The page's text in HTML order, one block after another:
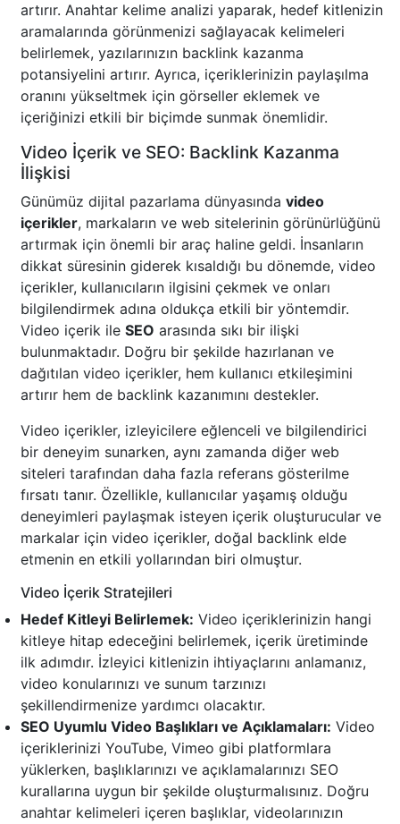
artırır. Anahtar kelime analizi yaparak, hedef kitlenizin
aramalarında görünmenizi sağlayacak kelimeleri
belirlemek, yazılarınızın backlink kazanma
potansiyelini artırır. Ayrıca, içeriklerinizin paylaşılma
oranını yükseltmek için görseller eklemek ve
içeriğinizi etkili bir biçimde sunmak önemlidir.
Video İçerik ve SEO: Backlink Kazanma
İlişkisi
Günümüz dijital pazarlama dünyasında video
içerikler, markaların ve web sitelerinin görünürlüğünü
artırmak için önemli bir araç haline geldi. İnsanların
dikkat süresinin giderek kısaldığı bu dönemde, video
içerikler, kullanıcıların ilgisini çekmek ve onları
bilgilendirmek adına oldukça etkili bir yöntemdir.
Video içerik ile SEO arasında sıkı bir ilişki
bulunmaktadır. Doğru bir şekilde hazırlanan ve
dağıtılan video içerikler, hem kullanıcı etkileşimini
artırır hem de backlink kazanımını destekler.
Video içerikler, izleyicilere eğlenceli ve bilgilendirici
bir deneyim sunarken, aynı zamanda diğer web
siteleri tarafından daha fazla referans gösterilme
fırsatı tanır. Özellikle, kullanıcılar yaşamış olduğu
deneyimleri paylaşmak isteyen içerik oluşturucular ve
markalar için video içerikler, doğal backlink elde
etmenin en etkili yollarından biri olmuştur.
Video İçerik Stratejileri
Hedef Kitleyi Belirlemek: Video içeriklerinizin hangi
kitleye hitap edeceğini belirlemek, içerik üretiminde
ilk adımdır. İzleyici kitlenizin ihtiyaçlarını anlamanız,
video konularınızı ve sunum tarzınızı
şekillendirmenize yardımcı olacaktır.
SEO Uyumlu Video Başlıkları ve Açıklamaları: Video
içeriklerinizi YouTube, Vimeo gibi platformlara
yüklerken, başlıklarınızı ve açıklamalarınızı SEO
kurallarına uygun bir şekilde oluşturmalısınız. Doğru
anahtar kelimeleri içeren başlıklar, videolarınızın